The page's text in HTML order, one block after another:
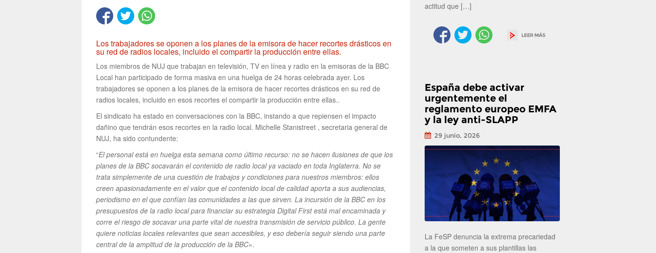
Los trabajadores se oponen a los planes de la emisora de hacer recortes drásticos en
su red de radios locales, incluido el compartir la producción entre ellas.
Los miembros de NUJ que trabajan en televisión, TV en línea y radio en la emisoras de la BBC
Local han participado de forma masiva en una huelga de 24 horas celebrada ayer. Los
trabajadores se oponen a los planes de la emisora de hacer recortes drásticos en su red de
radios locales, incluido en esos recortes el compartir la producción entre ellas..
El sindicato ha estado en conversaciones con la BBC, instando a que repiensen el impacto
dañino que tendrán esos recortes en la radio local. Michelle Stanistreet , secretaria general de
NUJ, ha sido contundente:
“El personal está en huelga esta semana como último recurso: no se hacen ilusiones de que los
planes de la BBC socavarán el contenido de radio local ya vaciado en toda Inglaterra. No se
trata simplemente de una cuestión de trabajos y condiciones para nuestros miembros: ellos
creen apasionadamente en el valor que el contenido local de calidad aporta a sus audiencias,
periodismo en el que confían las comunidades a las que sirven. La incursión de la BBC en los
presupuestos de la radio local para financiar su estrategia Digital First está mal encaminada y
corre el riesgo de socavar una parte vital de nuestra transmisión de servicio público. La gente
quiere noticias locales relevantes que sean accesibles, y eso debería seguir siendo una parte
central de la amplitud de la producción de la BBC».
actitud que […]
España debe activar
urgentemente el
reglamento europeo EMFA
y la ley anti-SLAPP
29 junio, 2026
La FeSP denuncia la extrema precariedad
a la que someten a sus plantillas las